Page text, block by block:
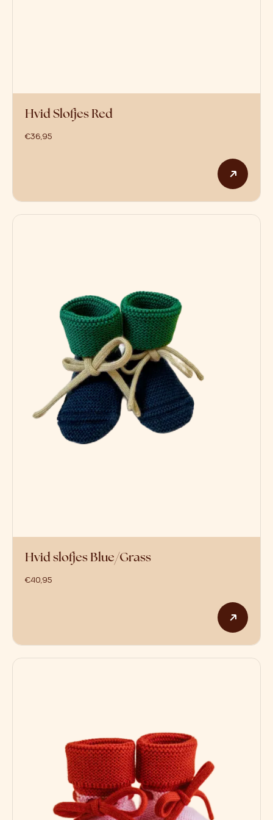
Hvid Slofjes Red
€36,95
Dit
Hvid slofjes Blue/Grass
€40,95
Dit